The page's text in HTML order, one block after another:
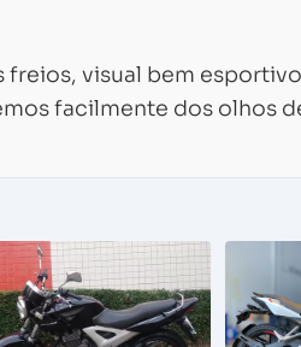
visual bem
facilmente dos olhos